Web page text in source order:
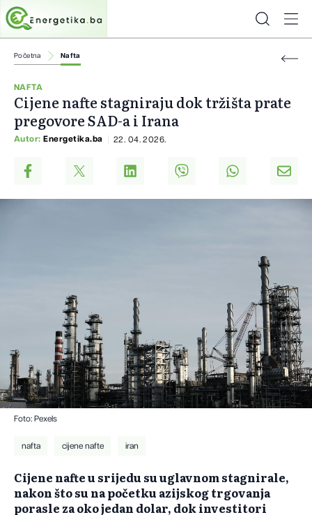
Početna Nafta
NAFTA
Cijene nafte stagniraju dok tržišta prate
pregovore SAD-a i Irana
Autor: Energetika.ba 22. 04. 2026.
Foto: Pexels
nafta cijene nafte iran
Cijene nafte u srijedu su uglavnom stagnirale,
nakon što su na početku azijskog trgovanja
porasle za oko jedan dolar, dok investitori